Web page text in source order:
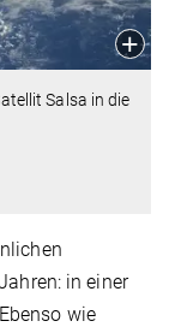
Salsa in die
in einer
wie